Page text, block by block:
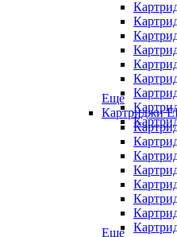
Еще
Картриджи
Еще